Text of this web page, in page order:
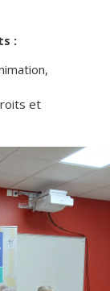
:
et